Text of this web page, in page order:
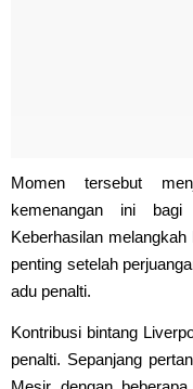
Momen tersebut
kemenangan ini
Keberhasilan
penting setelah
adu penalti.
Kontribusi bintang
penalti. Sepanjang